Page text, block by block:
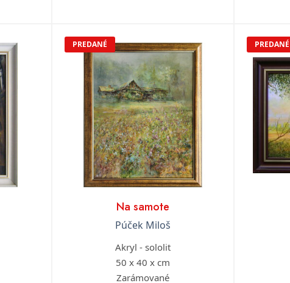
PREDANÉ
Na samote
Púček Miloš
Akryl - sololit
50 x 40 x cm
Zarámované
PREDANÉ